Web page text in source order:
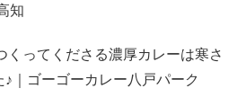
知
くってくださる濃厚カレーは寒さ
｜ゴーゴーカレー八戸パーク